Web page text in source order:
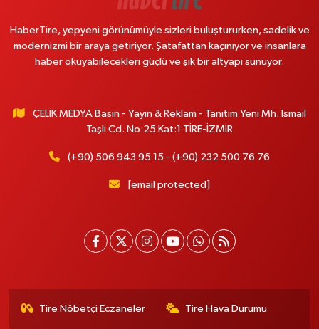
HaberTire, yepyeni görünümüyle sizleri buluştururken, sadelik ve
modernizmi bir araya getiriyor. Şatafattan kaçınıyor ve insanlara
haber okuyabilecekleri güçlü ve şık bir altyapı sunuyor.
ÇELİK MEDYA Basın - Yayın & Reklam - Tanıtım Yeni Mh. İsmail
Taşlı Cd. No:25 Kat:1 TİRE-İZMİR
(+90) 506 943 95 15 - (+90) 232 500 76 76
[email protected]
Tire Nöbetçi Eczaneler Tire Hava Durumu